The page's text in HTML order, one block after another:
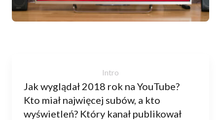
Jak wyglądał 2018 rok na YouTube?
Kto miał najwięcej subów, a kto
wyświetleń? Który kanał publikował